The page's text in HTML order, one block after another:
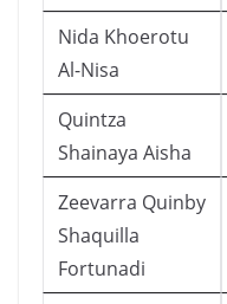
Nida Khoerotu
Al-Nisa
Quintza
Shainaya Aisha
Zeevarra Quinby
Shaquilla
Fortunadi